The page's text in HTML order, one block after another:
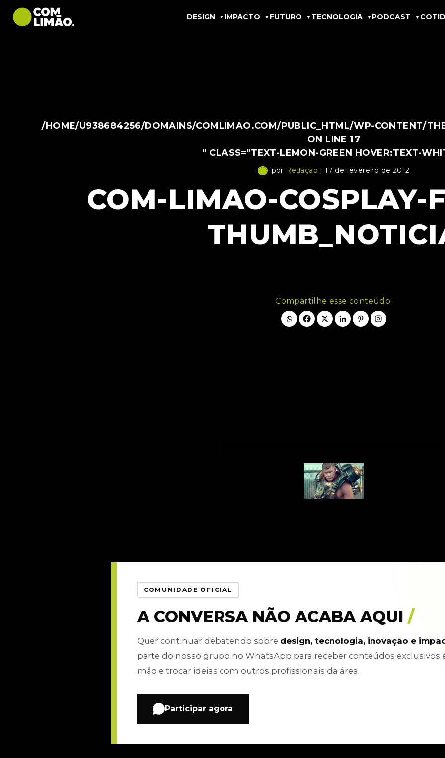
DESIGN IMPACTO FUTURO TECNOLOGIA PODCAST
/HOME/U938684256/DOMAINS/COMLIMAO.COM/PUBLIC_HTML/WP-CONTENT/
ON LINE17
" CLASS="TEXT-LEMON-GREEN HOVER:TEXT-
por Redação | 17 de fevereiro de 2012
COM-LIMAO-COSPLAY-
Compartilhe esse conteúdo:
COMUNIDADE OFICIAL
A CONVERSA NÃO ACABA AQUI /
Quer continuar debatendo sobre design, tecnologia, inovação e
parte do nosso grupo no WhatsApp para receber conteúdos exclusivos
mão e trocar ideias com outros profissionais da área.
Participar agora